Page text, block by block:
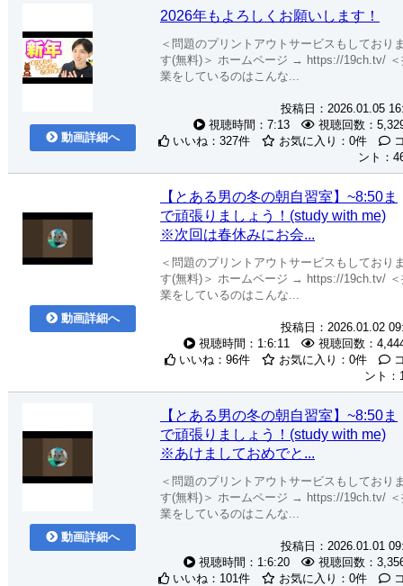
動画詳細へ
2026年もよろしくお願いします！
＜問題のプリントアウトサービスもしており
す(無料)＞ ホームページ → https://19ch.tv/ ＜
業をしているのはこんな...
投稿日：2026.01.05
視聴時間：7:13
視聴回数：
いいね：327件
お気に入り：0件
ント：
動画詳細へ
【とある男の冬の朝自習室】~8:50ま
で頑張りましょう！(study with me)
※次回は春休みにお会...
＜問題のプリントアウトサービスもしており
す(無料)＞ ホームページ → https://19ch.tv/ ＜
業をしているのはこんな...
投稿日：2026.01.02
視聴時間：1:6:11
視聴回数：
いいね：96件
お気に入り：0件
ント：
動画詳細へ
【とある男の冬の朝自習室】~8:50ま
で頑張りましょう！(study with me)
※あけましておめでと...
＜問題のプリントアウトサービスもしており
す(無料)＞ ホームページ → https://19ch.tv/ ＜
業をしているのはこんな...
投稿日：2026.01.01
視聴時間：1:6:20
視聴回数：
いいね：101件
お気に入り：0件